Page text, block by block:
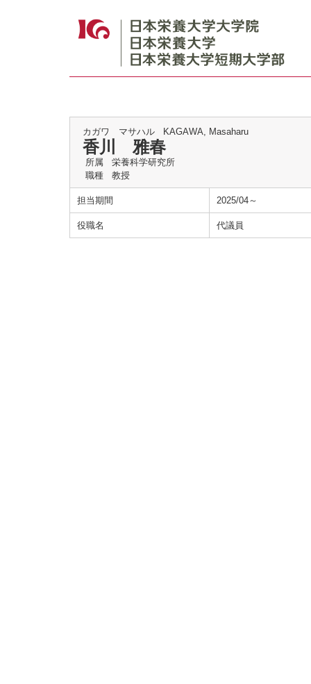
カガワ マサハル KAGAWA, Masaharu
香川 雅春
所属
栄養科学研究所
職種
教授
担当期間 2025/04～
役職名 代議員